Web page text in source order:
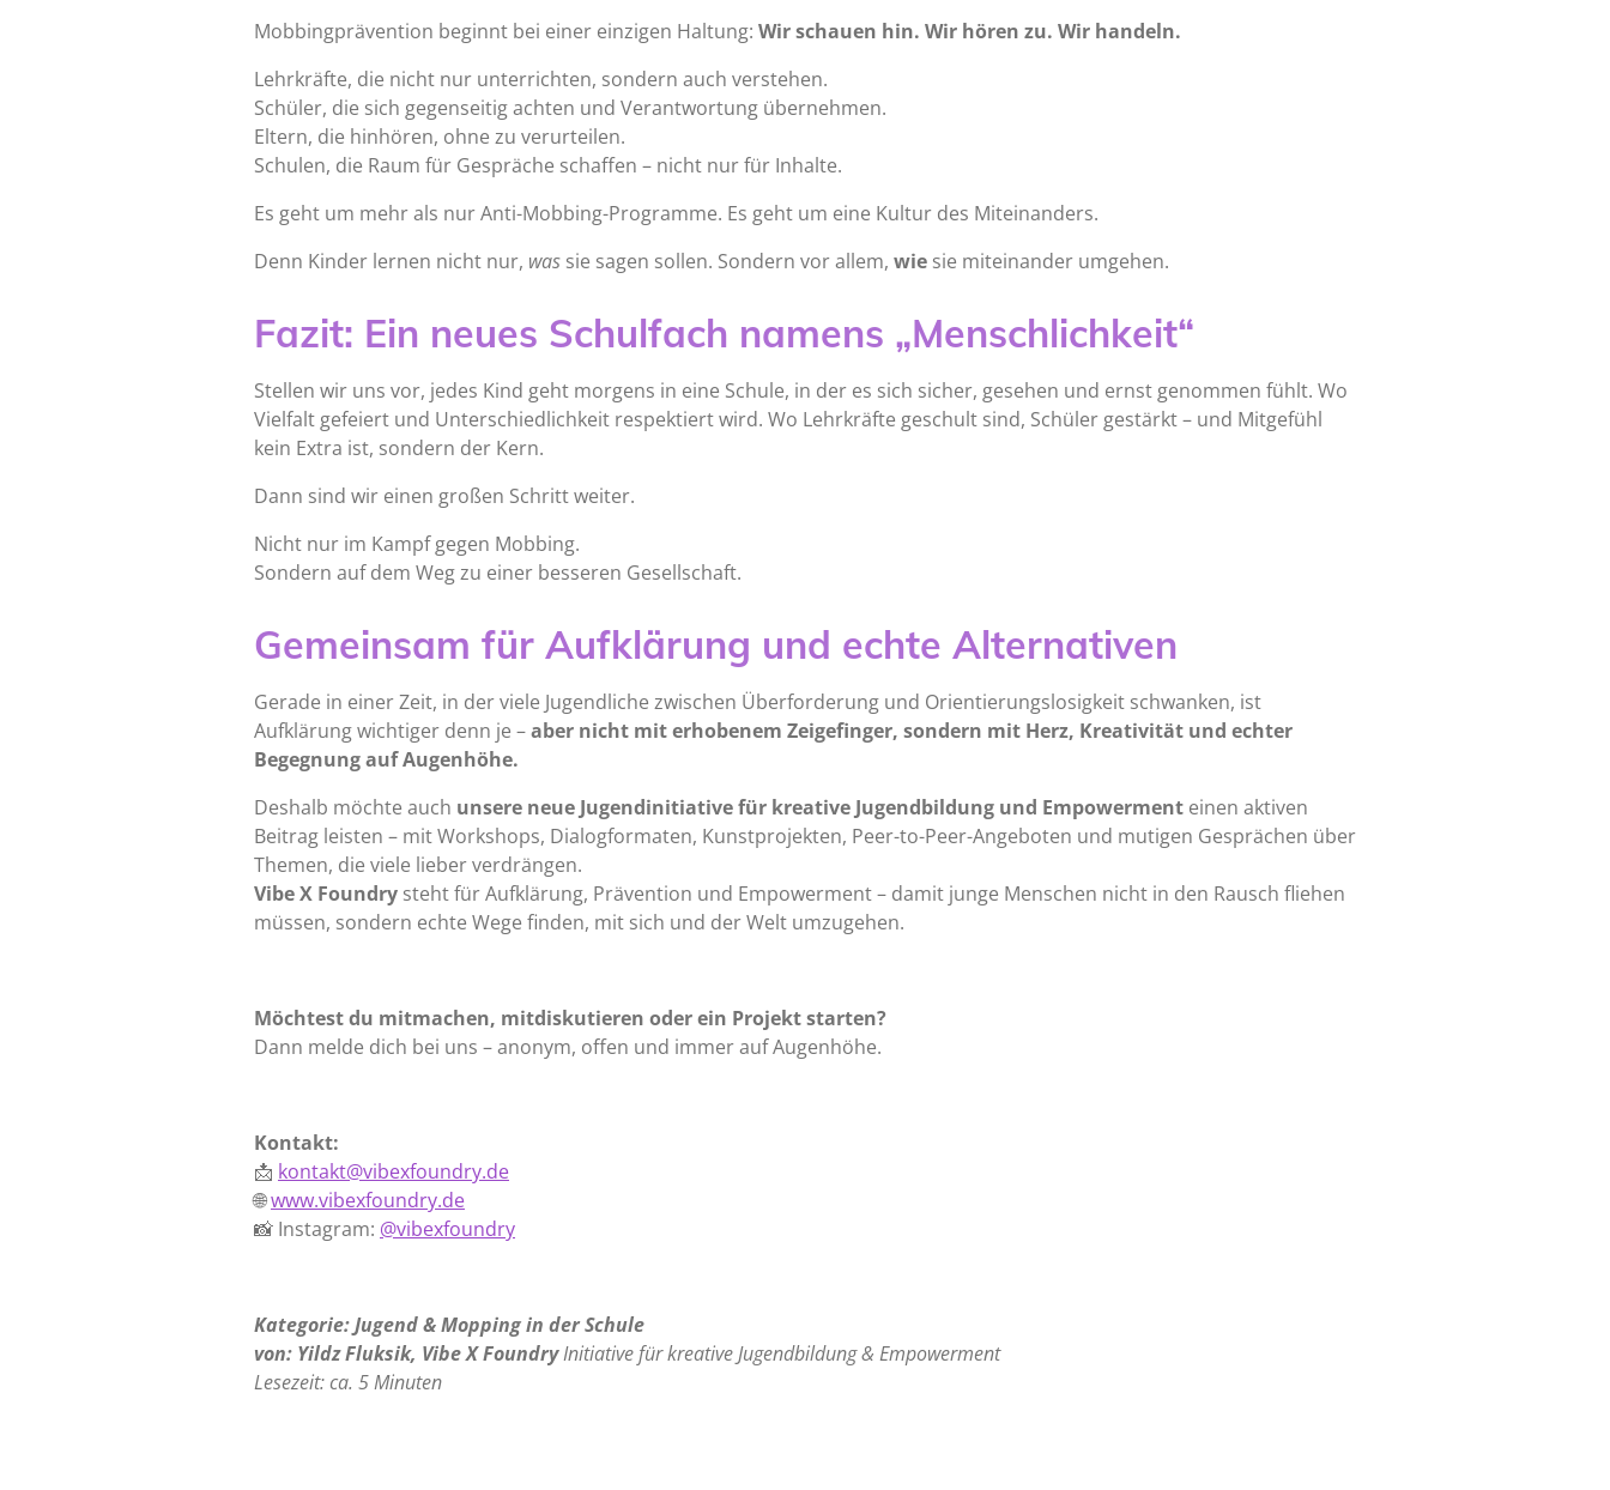
Mobbingprävention beginnt bei einer einzigen Haltung: Wir schauen hin. Wir hören zu. Wir handeln.
Lehrkräfte, die nicht nur unterrichten, sondern auch verstehen.
Schüler, die sich gegenseitig achten und Verantwortung übernehmen.
Eltern, die hinhören, ohne zu verurteilen.
Schulen, die Raum für Gespräche schaffen – nicht nur für Inhalte.
Es geht um mehr als nur Anti-Mobbing-Programme. Es geht um eine Kultur des Miteinanders.
Denn Kinder lernen nicht nur, was sie sagen sollen. Sondern vor allem, wie sie miteinander umgehen.
Fazit: Ein neues Schulfach namens „Menschlichkeit“
Stellen wir uns vor, jedes Kind geht morgens in eine Schule, in der es sich sicher, gesehen und ernst genommen fühlt. Wo
Vielfalt gefeiert und Unterschiedlichkeit respektiert wird. Wo Lehrkräfte geschult sind, Schüler gestärkt – und Mitgefühl
kein Extra ist, sondern der Kern.
Dann sind wir einen großen Schritt weiter.
Nicht nur im Kampf gegen Mobbing.
Sondern auf dem Weg zu einer besseren Gesellschaft.
Gemeinsam für Aufklärung und echte Alternativen
Gerade in einer Zeit, in der viele Jugendliche zwischen Überforderung und Orientierungslosigkeit schwanken, ist
Aufklärung wichtiger denn je –aber nicht mit erhobenem Zeigefinger, sondern mit Herz, Kreativität und echter
Begegnung auf Augenhöhe.
Deshalb möchte auch unsere neue Jugendinitiative für kreative Jugendbildung und Empowerment einen aktiven
Beitrag leisten – mit Workshops, Dialogformaten, Kunstprojekten, Peer-to-Peer-Angeboten und mutigen Gesprächen über
Themen, die viele lieber verdrängen.
Vibe X Foundry steht für Aufklärung, Prävention und Empowerment – damit junge Menschen nicht in den Rausch fliehen
müssen, sondern echte Wege finden, mit sich und der Welt umzugehen.
Möchtest du mitmachen, mitdiskutieren oder ein Projekt starten?
Dann melde dich bei uns – anonym, offen und immer auf Augenhöhe.
Kontakt:
📩 kontakt@vibexfoundry.de
🌐www.vibexfoundry.de
📸 Instagram: @vibexfoundry
Kategorie: Jugend & Mopping in der Schule
von: Yildz Fluksik, Vibe X FoundryInitiative für kreative Jugendbildung & Empowerment
Lesezeit: ca. 5 Minuten